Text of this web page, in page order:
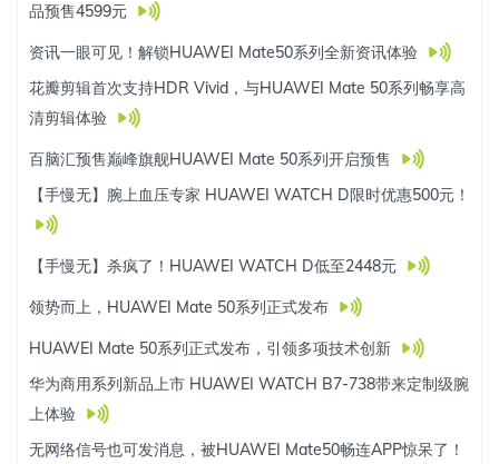
品预售4599元
资讯一眼可见！解锁HUAWEI Mate50系列全新资讯体验
花瓣剪辑首次支持HDR Vivid，与HUAWEI Mate 50系列畅享高
清剪辑体验
百脑汇预售巅峰旗舰HUAWEI Mate 50系列开启预售
【手慢无】腕上血压专家 HUAWEI WATCH D限时优惠500元！
【手慢无】杀疯了！HUAWEI WATCH D低至2448元
领势而上，HUAWEI Mate 50系列正式发布
HUAWEI Mate 50系列正式发布，引领多项技术创新
华为商用系列新品上市 HUAWEI WATCH B7-738带来定制级腕
上体验
无网络信号也可发消息，被HUAWEI Mate50畅连APP惊呆了！